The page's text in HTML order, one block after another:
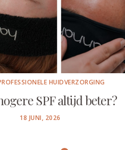
HUIDVERZORGING
SPF altijd beter?
POSTED
18 JUNI, 2026